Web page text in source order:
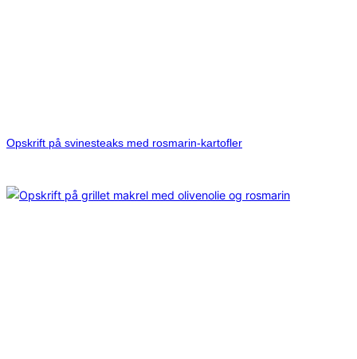
Opskrift på svinesteaks med rosmarin-kartofler